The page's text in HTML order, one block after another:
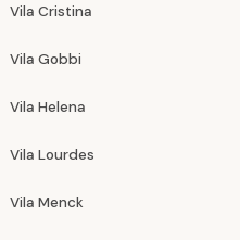
Vila Cristina
Vila Gobbi
Vila Helena
Vila Lourdes
Vila Menck